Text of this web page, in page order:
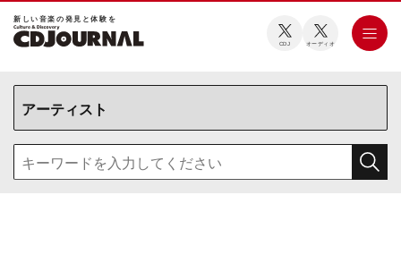
新しい⾳楽の発⾒と体験を
CDJ オーディオ